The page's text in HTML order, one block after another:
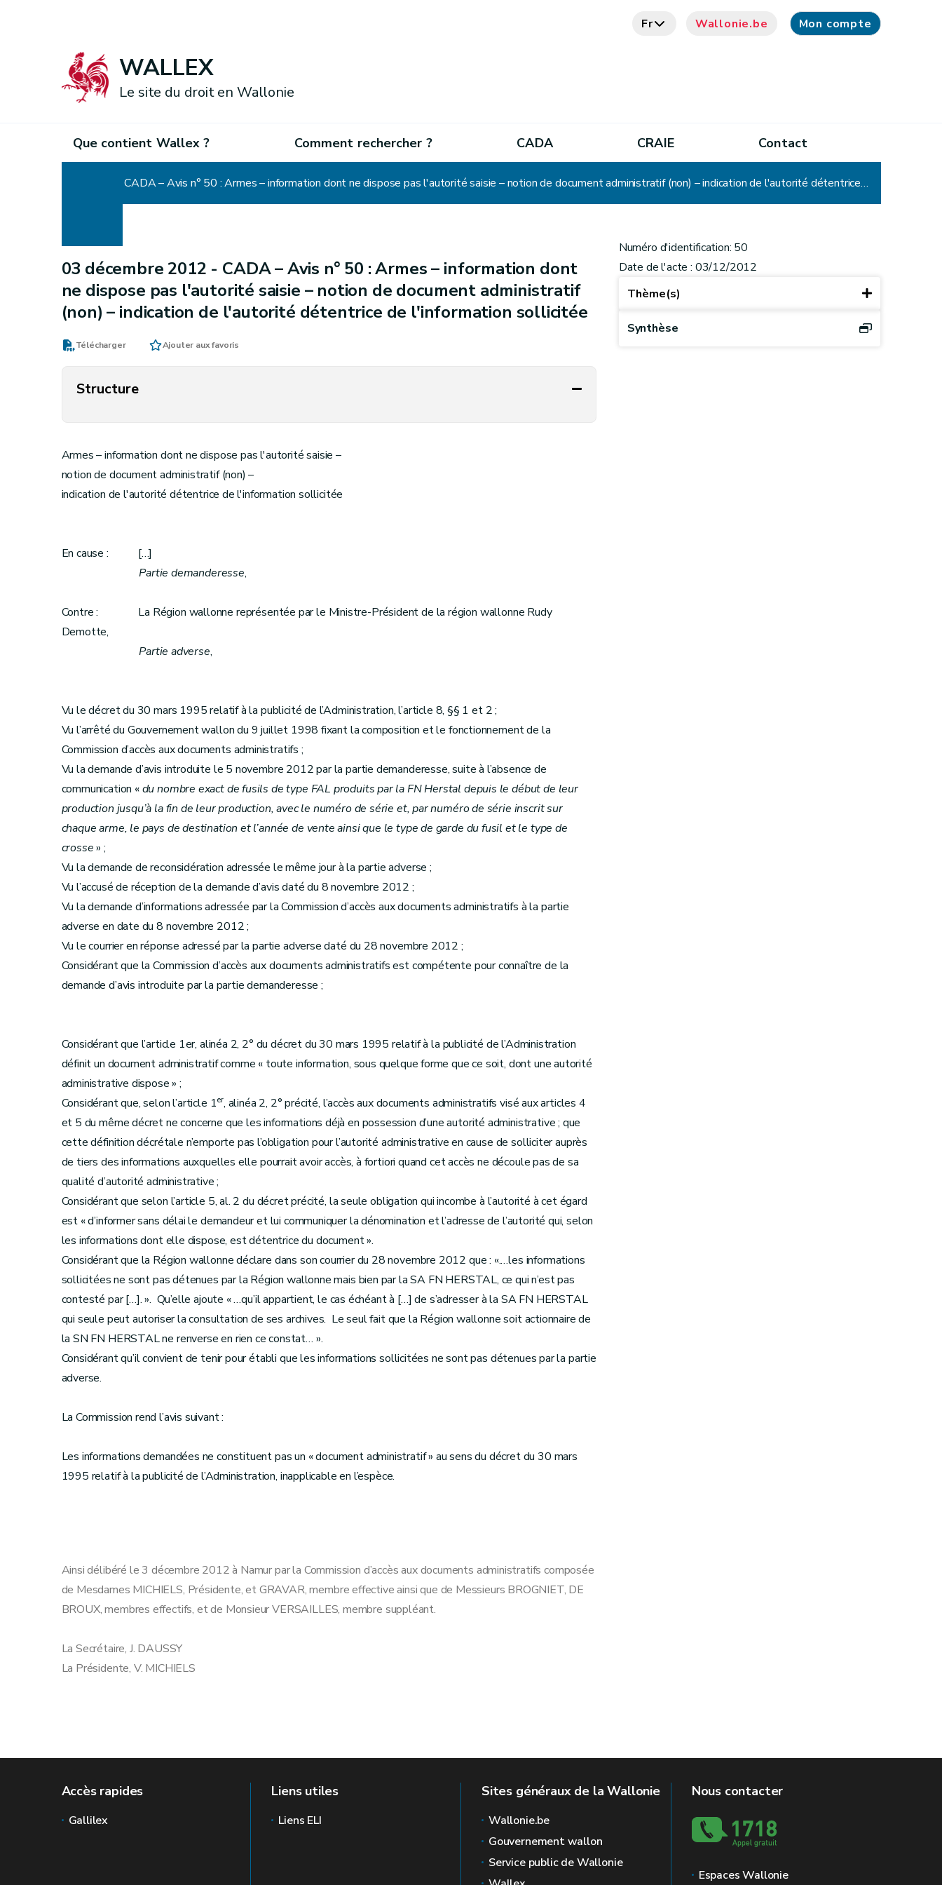
Fr Wallonie.be Mon compte
WALLEX
Le site du droit en Wallonie
Que contient Wallex ? Comment rechercher ? CADA CRAIE Contact
CADA – Avis n° 50 : Armes – information dont ne dispose pas l'autorité saisie – notion de document administratif (non) – indication de l'autorité détentrice de l'information sollicitée
03 décembre 2012 - CADA – Avis n° 50 : Armes – information dont
ne dispose pas l'autorité saisie – notion de document administratif
(non) – indication de l'autorité détentrice de l'information sollicitée
Télécharger Ajouter aux favoris
Structure
Armes – information dont ne dispose pas l'autorité saisie –
notion de document administratif (non) –
indication de l'autorité détentrice de l'information sollicitée
En cause : […]
Partie demanderesse,
Contre : La Région wallonne représentée par le Ministre-Président de la région wallonne Rudy
Demotte,
Partie adverse,
Vu le décret du 30 mars 1995 relatif à la publicité de l’Administration, l’article 8, §§ 1 et 2 ;
Vu l’arrêté du Gouvernement wallon du 9 juillet 1998 fixant la composition et le fonctionnement de la
Commission d’accès aux documents administratifs ;
Vu la demande d’avis introduite le 5 novembre 2012 par la partie demanderesse, suite à l’absence de
communication «du nombre exact de fusils de type FAL produits par la FN Herstal depuis le début de leur
production jusqu’à la fin de leur production, avec le numéro de série et, par numéro de série inscrit sur
chaque arme, le pays de destination et l’année de vente ainsi que le type de garde du fusil et le type de
crosse» ;
Vu la demande de reconsidération adressée le même jour à la partie adverse ;
Vu l’accusé de réception de la demande d’avis daté du 8 novembre 2012 ;
Vu la demande d’informations adressée par la Commission d’accès aux documents administratifs à la partie
adverse en date du 8 novembre 2012 ;
Vu le courrier en réponse adressé par la partie adverse daté du 28 novembre 2012 ;
Considérant que la Commission d’accès aux documents administratifs est compétente pour connaître de la
demande d’avis introduite par la partie demanderesse ;
Considérant que l’article 1er, alinéa 2, 2° du décret du 30 mars 1995 relatif à la publicité de l’Administration
définit un document administratif comme « toute information, sous quelque forme que ce soit, dont une autorité
administrative dispose » ;
Considérant que, selon l’article 1er, alinéa 2, 2° précité, l’accès aux documents administratifs visé aux articles 4
et 5 du même décret ne concerne que les informations déjà en possession d’une autorité administrative ; que
cette définition décrétale n’emporte pas l’obligation pour l’autorité administrative en cause de solliciter auprès
de tiers des informations auxquelles elle pourrait avoir accès, à fortiori quand cet accès ne découle pas de sa
qualité d’autorité administrative ;
Considérant que selon l’article 5, al. 2 du décret précité, la seule obligation qui incombe à l’autorité à cet égard
est « d’informer sans délai le demandeur et lui communiquer la dénomination et l’adresse de l’autorité qui, selon
les informations dont elle dispose, est détentrice du document ».
Considérant que la Région wallonne déclare dans son courrier du 28 novembre 2012 que : «.…les informations
sollicitées ne sont pas détenues par la Région wallonne mais bien par la SA FN HERSTAL, ce qui n’est pas
contesté par […]. ». Qu’elle ajoute « …qu’il appartient, le cas échéant à […] de s’adresser à la SA FN HERSTAL
qui seule peut autoriser la consultation de ses archives. Le seul fait que la Région wallonne soit actionnaire de
la SN FN HERSTAL ne renverse en rien ce constat… ».
Considérant qu’il convient de tenir pour établi que les informations sollicitées ne sont pas détenues par la partie
adverse.
La Commission rend l’avis suivant :
Les informations demandées ne constituent pas un « document administratif » au sens du décret du 30 mars
1995 relatif à la publicité de l’Administration, inapplicable en l’espèce.
Ainsi délibéré le 3 décembre 2012 à Namur par la Commission d’accès aux documents administratifs composée
de Mesdames MICHIELS, Présidente, et GRAVAR, membre effective ainsi que de Messieurs BROGNIET, DE
BROUX, membres effectifs, et de Monsieur VERSAILLES, membre suppléant.
La Secrétaire, J. DAUSSY
La Présidente, V. MICHIELS
Numéro d'identification: 50
Date de l'acte : 03/12/2012
Thème(s)
Synthèse
Accès rapides
Gallilex
Liens utiles
Liens ELI
Sites généraux de la Wallonie
Wallonie.be
Gouvernement wallon
Service public de Wallonie
Nous contacter
Espaces Wallonie